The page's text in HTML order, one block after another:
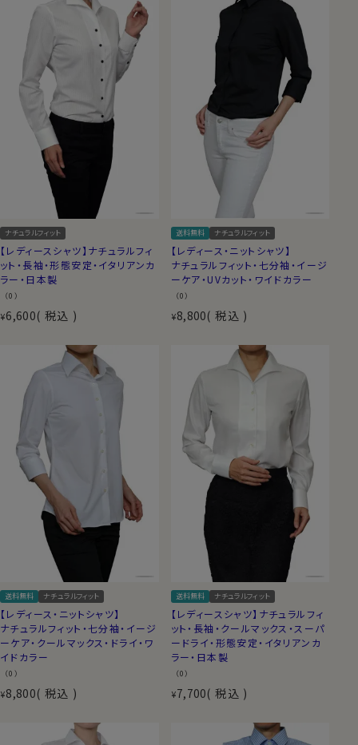
ナチュラルフィット
【レディースシャツ】ナチュラルフィ
ット・長袖・形態安定・イタリアンカ
ラー・日本製
（0）
¥6,600 税込
送料無料 ナチュラルフィット
【レディース・ニットシャツ】
ナチュラルフィット・七分袖・イージ
ーケア・UVカット・ワイドカラー
（0）
¥8,800 税込
送料無料 ナチュラルフィット
【レディース・ニットシャツ】
ナチュラルフィット・七分袖・イージ
ーケア・クールマックス・ドライ・ワ
イドカラー
（0）
¥8,800 税込
送料無料 ナチュラルフィット
【レディースシャツ】ナチュラルフィ
ット・長袖・クールマックス・スーパ
ードライ・形態安定・イタリアンカ
ラー・日本製
（0）
¥7,700 税込